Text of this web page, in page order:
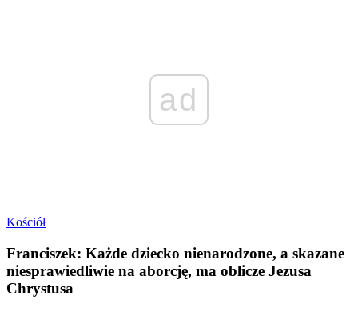
ad
Kościół
Franciszek: Każde dziecko nienarodzone, a skazane
niesprawiedliwie na aborcję, ma oblicze Jezusa
Chrystusa